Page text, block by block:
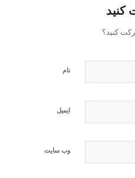
کنید
کنید؟
نام
ایمیل
وب‌ سایت